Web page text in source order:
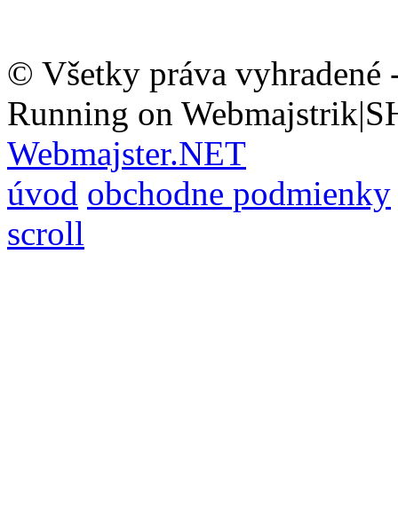
© Všetky práva vyhradené
Running on
Webmajster.NET
úvod obchodne podmienky
scroll